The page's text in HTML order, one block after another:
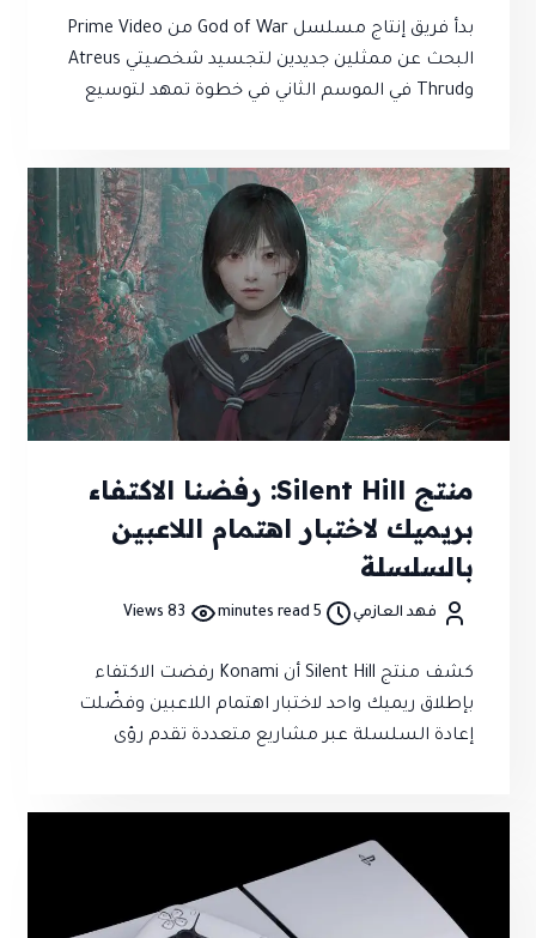
بدأ فريق إنتاج مسلسل God of War من Prime Video
البحث عن ممثلين جديدين لتجسيد شخصيتي Atreus
وThrud في الموسم الثاني في خطوة تمهد لتوسيع
منتج Silent Hill: رفضنا الاكتفاء
بريميك لاختبار اهتمام اللاعبين
بالسلسلة
فهد العازمي 5 minutes read
83 Views
كشف منتج Silent Hill أن Konami رفضت الاكتفاء
بإطلاق ريميك واحد لاختبار اهتمام اللاعبين وفضّلت
إعادة السلسلة عبر مشاريع متعددة تقدم رؤى